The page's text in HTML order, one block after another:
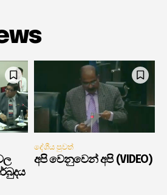
දේශීය පුවත්
අපි වෙනුවෙන් අපි (VIDEO)